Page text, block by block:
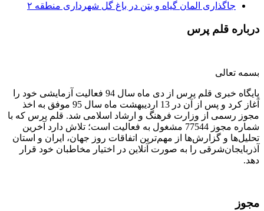
جاگذاری المان گیاه و بتن در باغ گل شهرداری منطقه ۲
درباره قلم پرس
بسمه تعالی
پایگاه خبری قلم پرس از دی ماه سال 94 فعالیت آزمایشی خود را
آغاز کرد و پس از آن در 13 اردیبهشت ماه سال 95 موفق به اخذ
مجوز رسمی از وزارت فرهنگ و ارشاد اسلامی شد. قلم پرس که با
شماره مجوز 77544 مشغول به فعالیت است؛ تلاش دارد آخرین
تحلیل‌ها و گزارش‌ها از مهم‌ترین اتفاقات روز جهان، ایران و استان
آذربایجان‌شرقی را به صورت آنلاین در اختیار مخاطبان خود قرار
دهد.
مجوز